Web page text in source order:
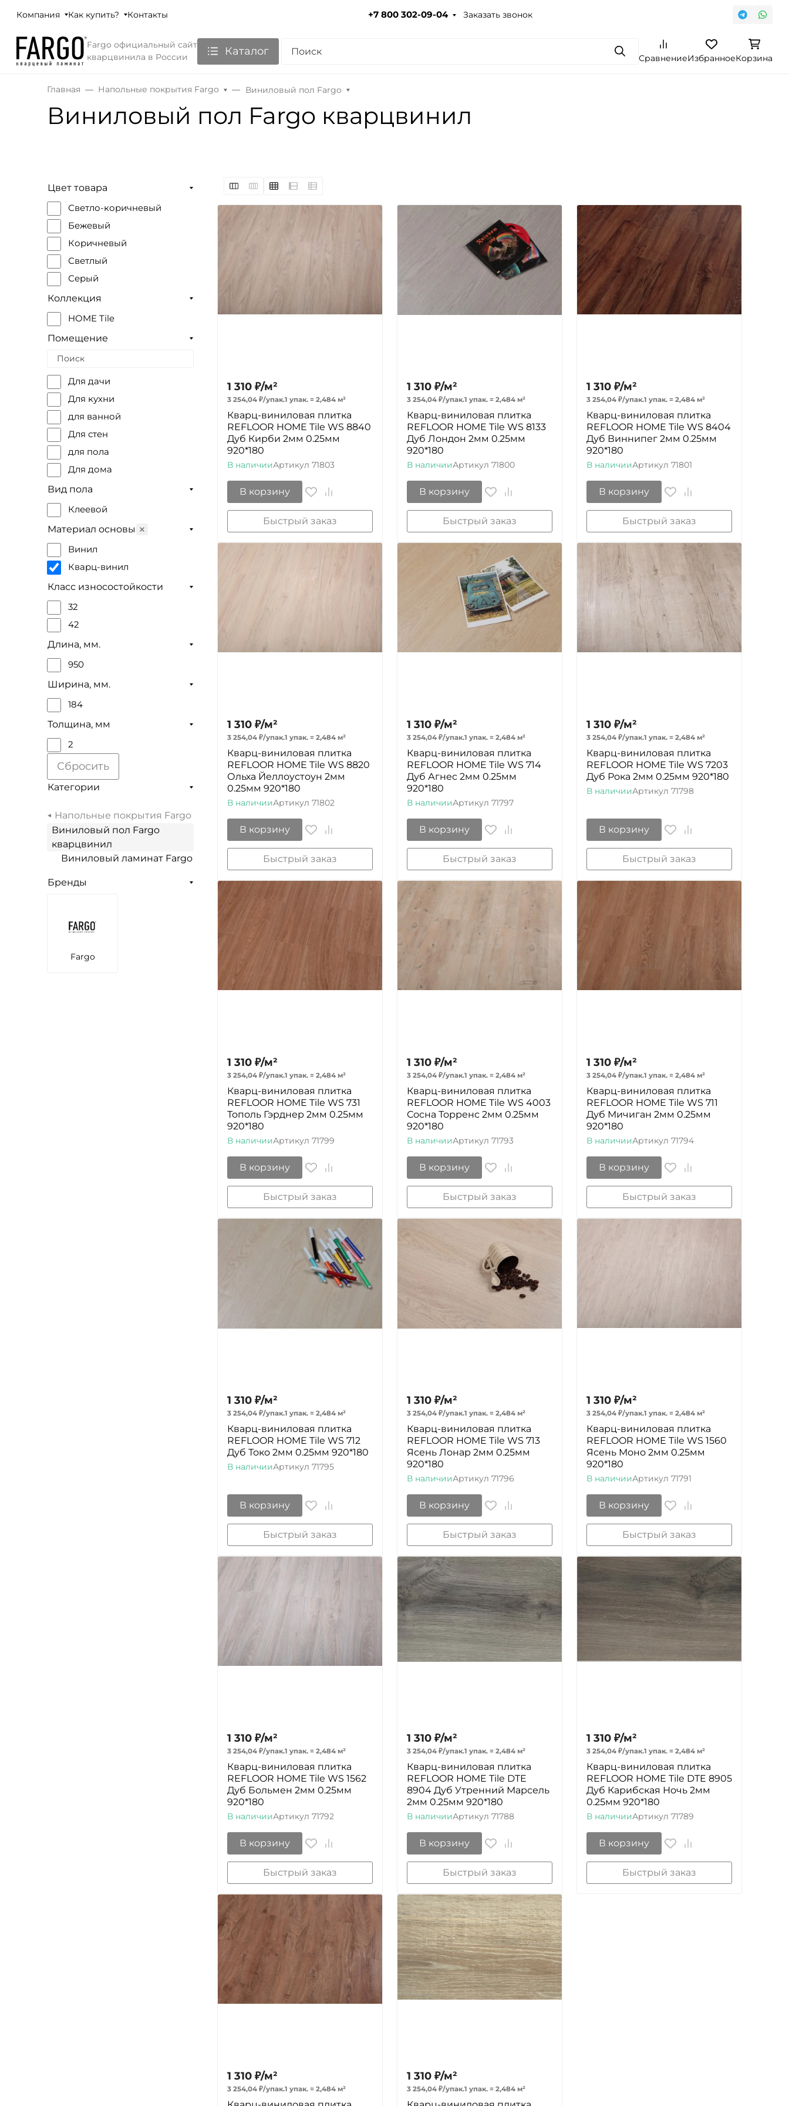
Компания Как купить? Контакты +7 800 302-09-04 Заказать звонок
Fargo официальный сайт
кварцвинила в России
Каталог ПоискСравнениеИзбранноеКорзина
Главная Напольные покрытия Fargo Виниловый пол Fargo
Виниловый пол Fargo кварцвинил
Цвет товара
Светло-коричневый
Бежевый
Коричневый
Светлый
Серый
Коллекция
HOME Tile
Помещение
Для дачи
Для кухни
для ванной
Для стен
для пола
Для дома
Вид пола
Клеевой
Материал основы
Винил
Кварц-винил
Класс износостойкости
32
42
Длина, мм.
950
Ширина, мм.
184
Толщина, мм
2
Сбросить
Категории
Напольные покрытия Fargo
Виниловый пол Fargo
кварцвинил
Виниловый ламинат Fargo
Бренды
Fargo
1 310 ₽/м²
3 254,04 ₽/упак.1 упак. = 2,484 м²
Кварц-виниловая плитка
REFLOOR HOME Tile WS 8840
Дуб Кирби 2мм 0.25мм
920*180
В наличииАртикул 71803
В корзину
Быстрый заказ
1 310 ₽/м²
3 254,04 ₽/упак.1 упак.= 2,484 м²
Кварц-виниловая плитка
REFLOOR HOME Tile WS 8133
Дуб Лондон 2мм 0.25мм
920*180
В наличииАртикул 71800
В корзину
Быстрый заказ
1 310 ₽/м²
3 254,04 ₽/упак.1 упак.= 2,484 м²
Кварц-виниловая плитка
REFLOOR HOME Tile WS 8404
Дуб Виннипег 2мм 0.25мм
920*180
В наличииАртикул 71801
В корзину
Быстрый заказ
1 310 ₽/м²
3 254,04 ₽/упак.1 упак. = 2,484 м²
Кварц-виниловая плитка
REFLOOR HOME Tile WS 8820
Ольха Йеллоустоун 2мм
0.25мм 920*180
В наличииАртикул 71802
В корзину
Быстрый заказ
1 310 ₽/м²
3 254,04 ₽/упак.1 упак.= 2,484 м²
Кварц-виниловая плитка
REFLOOR HOME Tile WS 714
Дуб Агнес 2мм 0.25мм
920*180
В наличииАртикул 71797
В корзину
Быстрый заказ
1 310 ₽/м²
3 254,04 ₽/упак.1 упак.= 2,484 м²
Кварц-виниловая плитка
REFLOOR HOME Tile WS 7203
Дуб Рока 2мм 0.25мм 920*180
В наличииАртикул 71798
В корзину
Быстрый заказ
1 310 ₽/м²
3 254,04 ₽/упак.1 упак. = 2,484 м²
Кварц-виниловая плитка
REFLOOR HOME Tile WS 731
Тополь Гэрднер 2мм 0.25мм
920*180
В наличииАртикул 71799
В корзину
Быстрый заказ
1 310 ₽/м²
3 254,04 ₽/упак.1 упак.= 2,484 м²
Кварц-виниловая плитка
REFLOOR HOME Tile WS 4003
Сосна Торренс 2мм 0.25мм
920*180
В наличииАртикул 71793
В корзину
Быстрый заказ
1 310 ₽/м²
3 254,04 ₽/упак.1 упак.= 2,484 м²
Кварц-виниловая плитка
REFLOOR HOME Tile WS 711
Дуб Мичиган 2мм 0.25мм
920*180
В наличииАртикул 71794
В корзину
Быстрый заказ
1 310 ₽/м²
3 254,04 ₽/упак.1 упак. = 2,484 м²
Кварц-виниловая плитка
REFLOOR HOME Tile WS 712
Дуб Токо 2мм 0.25мм 920*180
В наличииАртикул 71795
В корзину
Быстрый заказ
1 310 ₽/м²
3 254,04 ₽/упак.1 упак.= 2,484 м²
Кварц-виниловая плитка
REFLOOR HOME Tile WS 713
Ясень Лонар 2мм 0.25мм
920*180
В наличииАртикул 71796
В корзину
Быстрый заказ
1 310 ₽/м²
3 254,04 ₽/упак.1 упак.= 2,484 м²
Кварц-виниловая плитка
REFLOOR HOME Tile WS 1560
Ясень Моно 2мм 0.25мм
920*180
В наличииАртикул 71791
В корзину
Быстрый заказ
1 310 ₽/м²
3 254,04 ₽/упак.1 упак. = 2,484 м²
Кварц-виниловая плитка
REFLOOR HOME Tile WS 1562
Дуб Больмен 2мм 0.25мм
920*180
В наличииАртикул 71792
В корзину
Быстрый заказ
1 310 ₽/м²
3 254,04 ₽/упак.1 упак.= 2,484 м²
Кварц-виниловая плитка
REFLOOR HOME Tile DTE
8904 Дуб Утренний Марсель
2мм 0.25мм 920*180
В наличииАртикул 71788
В корзину
Быстрый заказ
1 310 ₽/м²
3 254,04 ₽/упак.1 упак.= 2,484 м²
Кварц-виниловая плитка
REFLOOR HOME Tile DTE 8905
Дуб Карибская Ночь 2мм
0.25мм 920*180
В наличииАртикул 71789
В корзину
Быстрый заказ
1 310 ₽/м²
3 254,04 ₽/упак.1 упак. = 2,484 м²
1 310 ₽/м²
3 254,04 ₽/упак.1 упак.= 2,484 м²